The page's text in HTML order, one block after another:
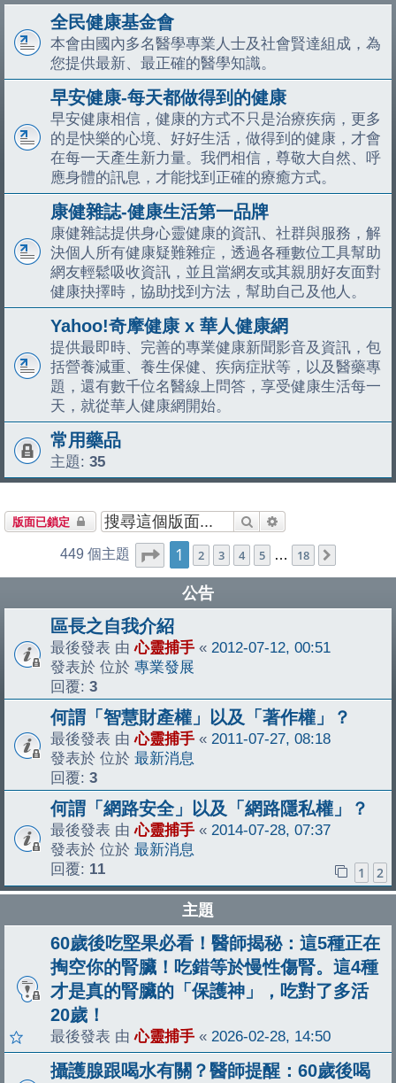
全民健康基金會
本會由國內多名醫學專業人士及社會賢達組成，為
您提供最新、最正確的醫學知識。
早安健康-每天都做得到的健康
早安健康相信，健康的方式不只是治療疾病，更多
的是快樂的心境、好好生活，做得到的健康，才會
在每一天產生新力量。我們相信，尊敬大自然、呼
應身體的訊息，才能找到正確的療癒方式。
康健雜誌-健康生活第一品牌
康健雜誌提供身心靈健康的資訊、社群與服務，解
決個人所有健康疑難雜症，透過各種數位工具幫助
網友輕鬆吸收資訊，並且當網友或其親朋好友面對
健康抉擇時，協助找到方法，幫助自己及他人。
Yahoo!奇摩健康 x 華人健康網
提供最即時、完善的專業健康新聞影音及資訊，包
括營養減重、養生保健、疾病症狀等，以及醫藥專
題，還有數千位名醫線上問答，享受健康生活每一
天，就從華人健康網開始。
常用藥品
主題: 35
版面已鎖定 搜尋
449 個主題 1頁 (共 18 頁)
1 2 3 4 5 … 18
公告
區長之自我介紹
最後發表 由心靈捕手 « 2012-07-12, 00:51
發表於 位於 專業發展
回覆: 3
何謂「智慧財產權」以及「著作權」？
最後發表 由心靈捕手 « 2011-07-27, 08:18
發表於 位於 最新消息
回覆: 3
何謂「網路安全」以及「網路隱私權」？
最後發表 由心靈捕手 « 2014-07-28, 07:37
發表於 位於 最新消息
回覆: 11 1 2
主題
60歲後吃堅果必看！醫師揭秘：這5種正在
掏空你的腎臟！吃錯等於慢性傷腎。這4種
才是真的腎臟的「保護神」，吃對了多活
20歲！
最後發表 由心靈捕手 « 2026-02-28, 14:50
攝護腺跟喝水有關？醫師提醒：60歲後喝